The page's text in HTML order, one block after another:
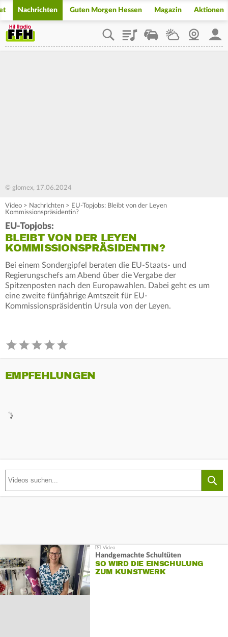
Nachrichten Guten Morgen Hessen Magazin Aktionen
PlaylistStaupilotWetterWebcam
© glomex, 17.06.2024
Video > Nachrichten > EU-Topjobs: Bleibt von der Leyen
Kommissionspräsidentin?
EU-Topjobs:
BLEIBT VON DER LEYEN
KOMMISSIONSPRÄSIDENTIN?
Bei einem Sondergipfel beraten die EU-Staats- und
Regierungschefs am Abend über die Vergabe der
Spitzenposten nach den Europawahlen. Dabei geht es um
eine zweite fünfjährige Amtszeit für EU-
Kommissionspräsidentin Ursula von der Leyen.
EMPFEHLUNGEN
Handgemachte Schultüten
SO WIRD DIE EINSCHULUNG
ZUM KUNSTWERK